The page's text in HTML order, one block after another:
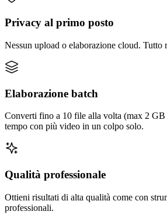
Privacy al primo posto
Nessun upload o elaborazione cloud. Tutto
Elaborazione batch
Converti fino a 10 file alla volta (max 2 GB
tempo con più video in un colpo solo.
Qualità professionale
Ottieni risultati di alta qualità come con
professionali.